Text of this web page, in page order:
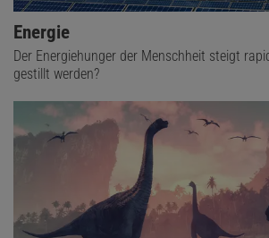
Energie
Der Energiehunger der Menschheit steigt
gestillt werden?